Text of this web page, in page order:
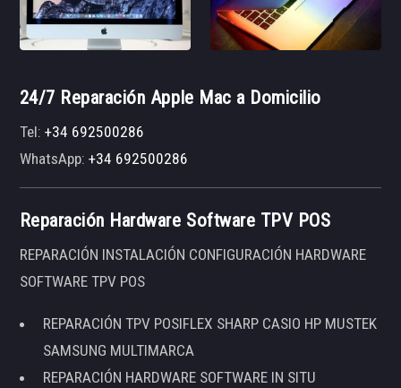
24/7 Reparación Apple Mac a Domicilio
Tel:+34 692500286
WhatsApp:+34 692500286
Reparación Hardware Software TPV POS
REPARACIÓN INSTALACIÓN CONFIGURACIÓN HARDWARE
SOFTWARE TPV POS
REPARACIÓN TPV POSIFLEX SHARP CASIO HP MUSTEK
SAMSUNG MULTIMARCA
REPARACIÓN HARDWARE SOFTWARE IN SITU